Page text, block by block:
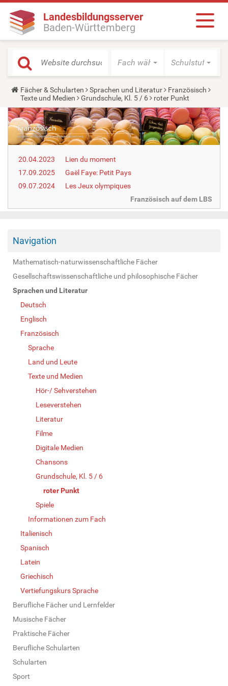
Landesbildungsserver
Baden-Württemberg
Fach wählen Schulstufe
Y
o
u
a
r
e
h
e
e
:
Fächer & Schularten Sprachen und Literatur
Französisch
Texte und Medien
Grundschule, Kl. 5 / 6 roter Punkt
20.04.2023
Lien du moment
17.09.2025
Gaël Faye: Petit Pays
09.07.2024
Les Jeux olympiques
Französisch auf dem LBS
Navigation
Mathematisch-naturwissenschaftliche Fächer
Gesellschaftswissenschaftliche und philosophische Fächer
Sprachen und Literatur
Deutsch
Englisch
Französisch
Sprache
Land und Leute
Texte und Medien
Hör-/ Sehverstehen
Leseverstehen
Literatur
Filme
Digitale Medien
Chansons
Grundschule, Kl. 5 / 6
roter Punkt
Spiele
Informationen zum Fach
Italienisch
Spanisch
Latein
Griechisch
Vertiefungskurs Sprache
Berufliche Fächer und Lernfelder
Musische Fächer
Praktische Fächer
Berufliche Schularten
Schularten
Sport